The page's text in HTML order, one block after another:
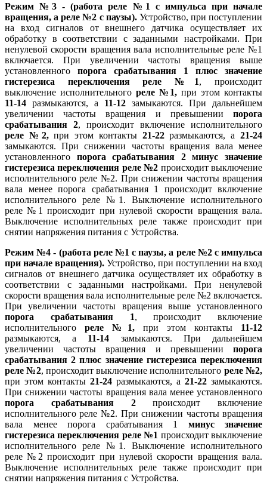
Режим №3 -(работа реле №1 с импульса при начале
вращения, а реле №2 с паузы). Устройство, при поступлении
на вход сигналов от внешнего датчика осуществляет их
обработку в соответствии с заданными настройками. При
ненулевой скорости вращения вала исполнительные реле №1
включается. При увеличении частоты вращения выше
установленного порога срабатывания 1 плюс значение
гистерезиса переключения реле №1, происходит
выключение исполнительного реле №1, при этом контакты
11-14 размыкаются, а 11-12 замыкаются. При дальнейшем
увеличении частоты вращения и превышении порога
срабатывания 2, происходит включение исполнительного
реле №2,при этом контакты 21-22размыкаются, а21-24
замыкаются. При снижении частоты вращения вала менее
установленного порога срабатывания 2
минус значение
гистерезиса переключения реле №2 происходит выключение
исполнительного реле №2. При снижении частоты вращения
вала менее порога срабатывания 1 происходит включение
исполнительного реле №1. Выключение исполнительного
реле №1 происходит при нулевой скорости вращения вала.
Выключение исполнительных реле также происходит при
снятии напряжения питания с Устройства.
Режим №4 - (работа реле №1с паузы, а реле №2 с импульса
при начале вращения). Устройство, при поступлении на вход
сигналов от внешнего датчика осуществляет их обработку в
соответствии с заданными настройками. При ненулевой
скорости вращения вала исполнительные реле №2 включается.
При увеличении частоты вращения выше установленного
порога срабатывания 1, происходит включение
исполнительного реле №1, при этом контакты 11-12
размыкаются, а 11-14 замыкаются. При дальнейшем
увеличении частоты вращения и превышении порога
срабатывания 2 плюс значение гистерезиса переключения
реле №2, происходит выключение исполнительного реле №2,
при этом контакты 21-24 размыкаются, а 21-22 замыкаются.
При снижении частоты вращения вала менее установленного
порога срабатывания 2
происходит включение
исполнительного реле №2. При снижении частоты вращения
вала менее порога срабатывания 1 минус значение
гистерезиса переключения реле №1 происходит выключение
исполнительного реле №1. Выключение исполнительного
реле №2 происходит при нулевой скорости вращения вала.
Выключение исполнительных реле также происходит при
снятии напряжения питания с Устройства.